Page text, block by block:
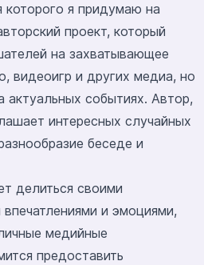
которого я придумаю на
проект, который
на захватывающее
видеоигр и других медиа, но
актуальных событиях. Автор,
интересных случайных
беседе и
делиться своими
и эмоциями,
медийные
предоставить